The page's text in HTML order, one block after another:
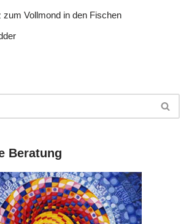
Vollmond in den Fischen
Beratung